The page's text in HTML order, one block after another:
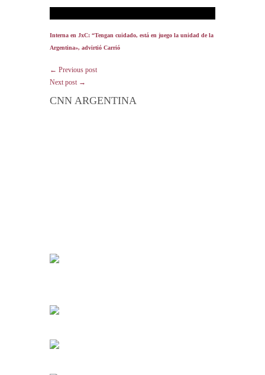
Interna en JxC: “Tengan cuidado, está en juego la unidad de la
Argentina», advirtió Carrió
← Previous post
Next post →
CNN ARGENTINA